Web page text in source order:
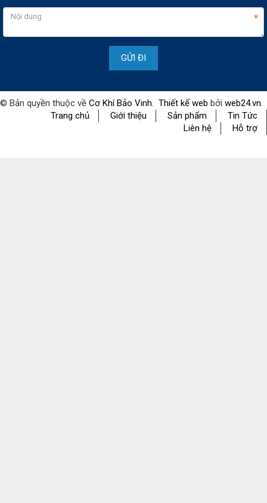
© Bản quyền thuộc về Cơ Khí Bảo Vinh. Thiết kế web bởi web24.vn.
Trang chủ
Giới thiệu Sản phẩm
Tin Tức
Liên hệ
Hỗ trợ